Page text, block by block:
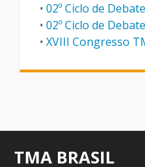
• 02º Ciclo de
• 02º Ciclo de
• XVIII Congresso
TMA BRASIL